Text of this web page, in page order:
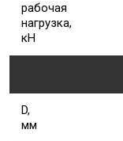
рабочая
нагрузка,
кН
D,
мм